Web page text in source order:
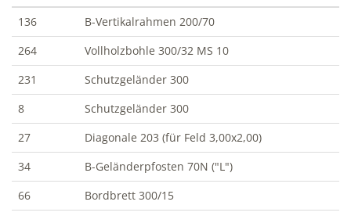
136
B-Vertikalrahmen 200/70
264
Vollholzbohle 300/32 MS 10
231
Schutzgeländer 300
8
Schutzgeländer 300
27
Diagonale 203 (für Feld 3,00x2,00)
34
B-Geländerpfosten 70N ("L")
66
Bordbrett 300/15